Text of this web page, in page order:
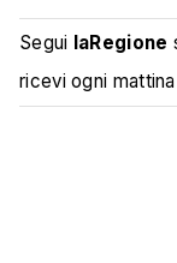
Segui laRegione
ricevi ogni